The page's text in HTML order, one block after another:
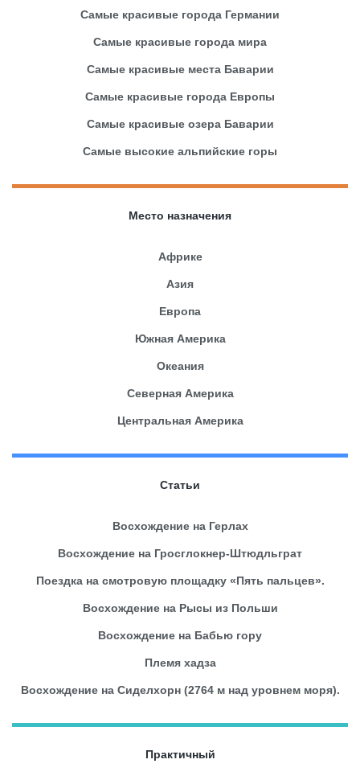
Самые красивые города Германии
Самые красивые города мира
Самые красивые места Баварии
Самые красивые города Европы
Самые красивые озера Баварии
Самые высокие альпийские горы
Место назначения
Африке
Азия
Европа
Южная Америка
Океания
Северная Америка
Центральная Америка
Статьи
Восхождение на Герлах
Восхождение на Гросглокнер-Штюдльграт
Поездка на смотровую площадку «Пять пальцев».
Восхождение на Рысы из Польши
Восхождение на Бабью гору
Племя хадза
Восхождение на Сиделхорн (2764 м над уровнем моря).
Практичный